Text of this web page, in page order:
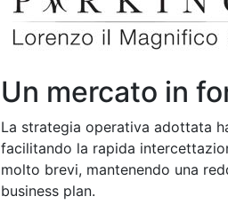
Un mercato in
La strategia operativa adottata
facilitando la rapida
molto brevi, mantenendo una
business plan.